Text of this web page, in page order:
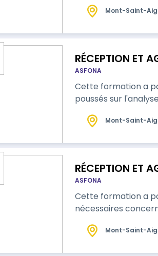
Mont-Saint-
RÉCEPTION ET
ASFONA
Cette formation a
poussés sur
Mont-Saint-
RÉCEPTION ET
ASFONA
Cette formation a
nécessaires
Mont-Saint-